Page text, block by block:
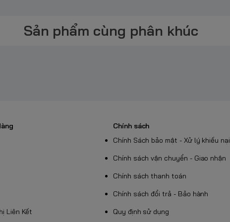
cho thiết bị
bị
dụng
rác thải điện tử
viên
quản lý pin
Sản phẩm cùng phân khúc
Liên Kết
Chính sách
Chính Sách bảo mật - Xử lý khiếu nại
Chính sách vận chuyển - Giao nhận
Chính sách thanh toán
Chính sách đổi trả - Bảo hành
Quy định sử dụng